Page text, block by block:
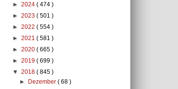
► 2024 ( 474 )
► 2023 ( 501 )
► 2022 ( 554 )
► 2021 ( 581 )
► 2020 ( 665 )
► 2019 ( 699 )
▼ 2018 ( 845 )
►
Dezember( 68 )